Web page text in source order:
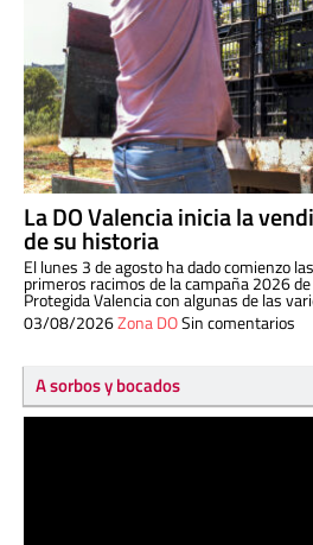
La DO Valencia inicia la
de su historia
El lunes 3 de agosto ha dado comienzo
primeros racimos de la campaña 2026
Protegida Valencia con algunas de las
03/08/2026Zona DOSin comentarios
A sorbos y bocados